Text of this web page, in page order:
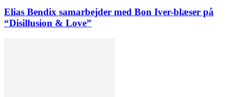
Elias Bendix samarbejder med Bon Iver-blæser på
“Disillusion & Love”